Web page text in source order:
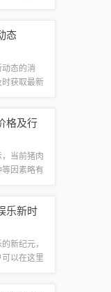
体的...
态
态的消
获取最新
。这是...
格及行
当前猪肉
因素略有
站或...
乐新时
新纪元，
以在这里